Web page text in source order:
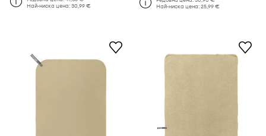
Най-ниска цена:30,99 €
Най-ниска цена:25,99 €